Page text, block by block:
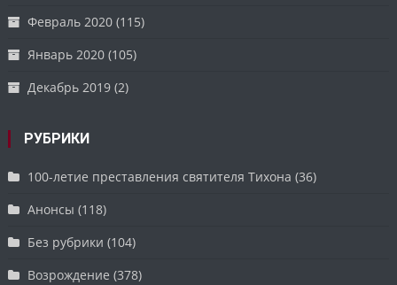
Февраль 2020 (115)
Январь 2020 (105)
Декабрь 2019 (2)
РУБРИКИ
100-летие преставления святителя Тихона (36)
Анонсы (118)
Без рубрики (104)
Возрождение (378)